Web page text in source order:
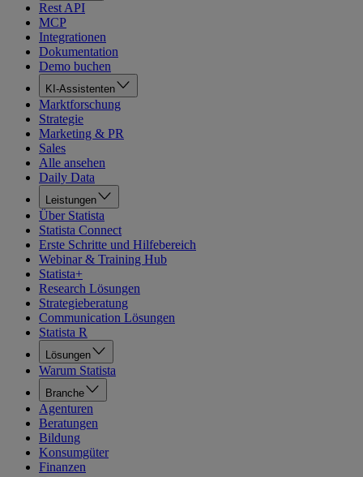
Rest API
MCP
Integrationen
Dokumentation
Demo buchen
KI-Assistenten
Marktforschung
Strategie
Marketing & PR
Sales
Alle ansehen
Daily Data
Leistungen
Über Statista
Statista Connect
Erste Schritte und Hilfebereich
Webinar & Training Hub
Statista+
Research Lösungen
Strategieberatung
Communication Lösungen
Statista R
Lösungen
Warum Statista
Branche
Agenturen
Beratungen
Bildung
Konsumgüter
Finanzen